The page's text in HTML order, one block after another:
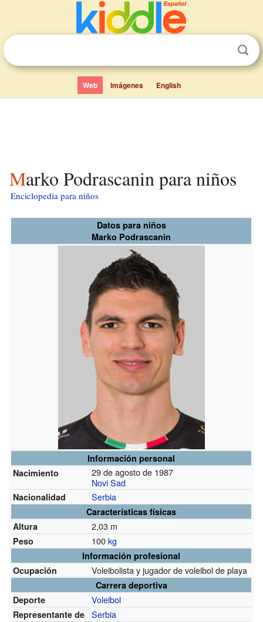
Web Imágenes English
Marko Podrascanin para niños
Enciclopedia para niños
Datos para niños
Marko Podrascanin
Información personal
Nacimiento
29 de agosto de 1987
Novi Sad
Nacionalidad Serbia
Características físicas
Altura
2,03 m
Peso 100kg
Información profesional
Ocupación
Voleibolista y jugador de voleibol de playa
Carrera deportiva
Deporte
Voleibol
Representante de Serbia